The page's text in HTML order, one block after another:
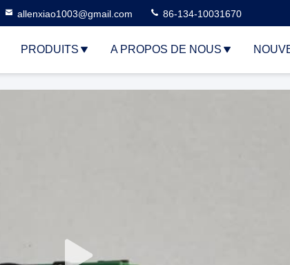
allenxiao1003@gmail.com 86-134-10031670
PRODUITS A PROPOS DE NOUS